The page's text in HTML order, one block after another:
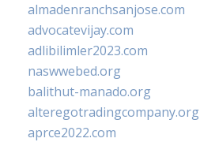
almadenranchsanjose.com
advocatevijay.com
adlibilimler2023.com
naswwebed.org
balithut-manado.org
alteregotradingcompany.org
aprce2022.com